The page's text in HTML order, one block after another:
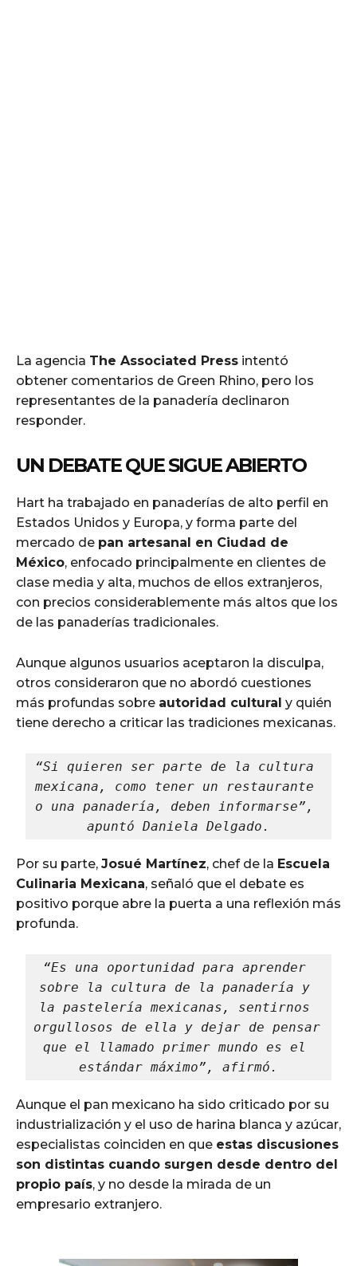
La agencia The Associated Press intentó
obtener comentarios de Green Rhino, pero los
representantes de la panadería declinaron
responder.
UN DEBATE QUE SIGUE ABIERTO
Hart ha trabajado en panaderías de alto perfil en
Estados Unidos y Europa, y forma parte del
mercado de pan artesanal en Ciudad de
México, enfocado principalmente en clientes de
clase media y alta, muchos de ellos extranjeros,
con precios considerablemente más altos que los
de las panaderías tradicionales.
Aunque algunos usuarios aceptaron la disculpa,
otros consideraron que no abordó cuestiones
más profundas sobre autoridad cultural y quién
tiene derecho a criticar las tradiciones mexicanas.
“Si quieren ser parte de la cultura
mexicana, como tener un restaurante
o una panadería, deben informarse”,
apuntó Daniela Delgado.
Por su parte, Josué Martínez, chef de la Escuela
Culinaria Mexicana, señaló que el debate es
positivo porque abre la puerta a una reflexión más
profunda.
“Es una oportunidad para aprender
sobre la cultura de la panadería y
la pastelería mexicanas, sentirnos
orgullosos de ella y dejar de pensar
que el llamado primer mundo es el
estándar máximo”, afirmó.
Aunque el pan mexicano ha sido criticado por su
industrialización y el uso de harina blanca y azúcar,
especialistas coinciden en que estas discusiones
son distintas cuando surgen desde dentro del
propio país, y no desde la mirada de un
empresario extranjero.